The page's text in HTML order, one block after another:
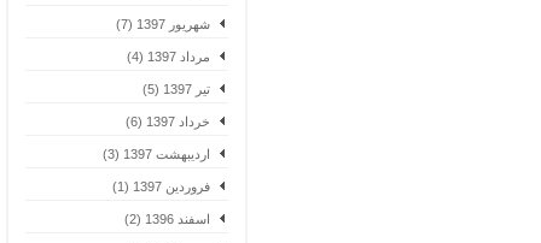
شهریور 1397 (7)
مرداد 1397 (4)
تیر 1397 (5)
خرداد 1397 (6)
اردیبهشت 1397 (3)
فروردین 1397 (1)
اسفند 1396 (2)